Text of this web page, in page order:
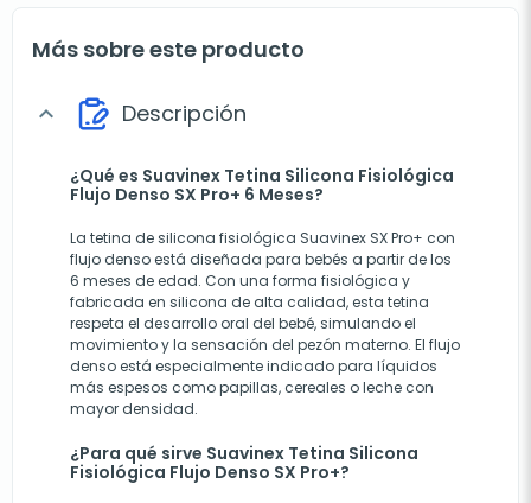
Más sobre este producto
expand_more Descripción
¿Qué es Suavinex Tetina Silicona Fisiológica
Flujo Denso SX Pro+ 6 Meses?
La tetina de silicona fisiológica Suavinex SX Pro+ con
flujo denso está diseñada para bebés a partir de los
6 meses de edad. Con una forma fisiológica y
fabricada en silicona de alta calidad, esta tetina
respeta el desarrollo oral del bebé, simulando el
movimiento y la sensación del pezón materno. El flujo
denso está especialmente indicado para líquidos
más espesos como papillas, cereales o leche con
mayor densidad.
¿Para qué sirve Suavinex Tetina Silicona
Fisiológica Flujo Denso SX Pro+?